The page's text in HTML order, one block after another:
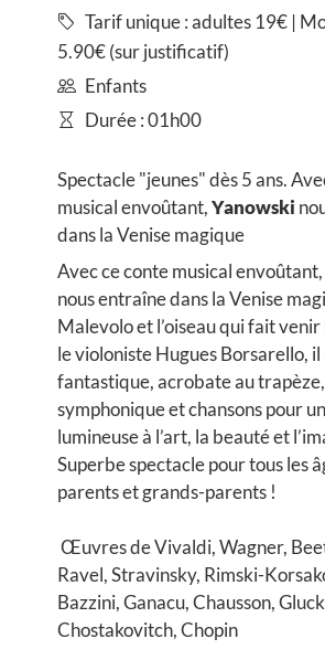
Tarif unique : adultes 19€ |
5.90€ (sur justificatif)
Enfants
Durée : 01h00
Spectacle "jeunes" dès 5 ans.
musical envoûtant,Yanowski
dans la Venise magique
Avec ce conte musical
nous entraîne dans la Venise
Malevolo et l’oiseau qui fait venir
le violoniste Hugues Borsarello,
fantastique, acrobate au
symphonique et chansons pour
lumineuse à l’art, la beauté et
Superbe spectacle pour tous les
parents et grands-parents !
Œuvres de Vivaldi, Wagner,
Ravel, Stravinsky, Rimski-
Bazzini, Ganacu, Chausson,
Chostakovitch, Chopin